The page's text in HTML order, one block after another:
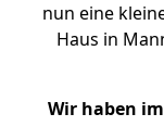
nun eine
Haus in
Wir haben